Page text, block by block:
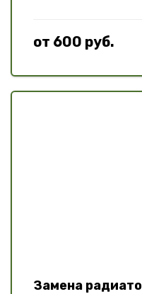
от 600 руб.
Замена